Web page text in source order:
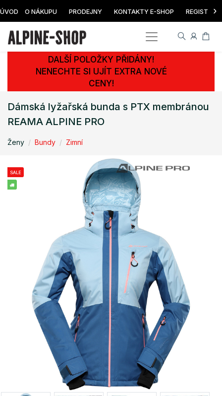
ÚVOD O NÁKUPU PRODEJNY KONTAKTY E-SHOP ›
DALŠÍ POLOŽKY PŘIDÁNY!
NENECHTE SI UJÍT EXTRA NOVÉ
CENY!
Dámská lyžařská bunda s PTX membránou
REAMA ALPINE PRO
Ženy Bundy Zimní
SALE